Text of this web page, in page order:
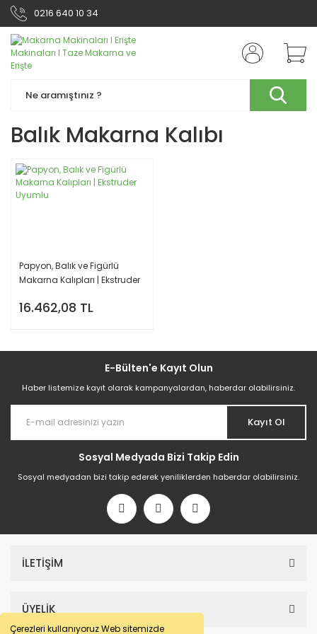
Çerezleri kullanıyoruz Web sitemizde
0216 640 10 34
Balık Makarna Kalıbı
Papyon, Balık ve Figürlü
Makarna Kalıpları | Ekstruder
16.462,08 TL
E-Bülten'e Kayıt Olun
Haber listemize kayıt olarak kampanyalardan, haberdar olabilirsiniz.
Kayıt Ol
Sosyal Medyada Bizi Takip Edin
Sosyal medyadan bizi takip ederek yeniliklerden haberdar olabilirsiniz.
İLETİŞİM
ÜYELİK